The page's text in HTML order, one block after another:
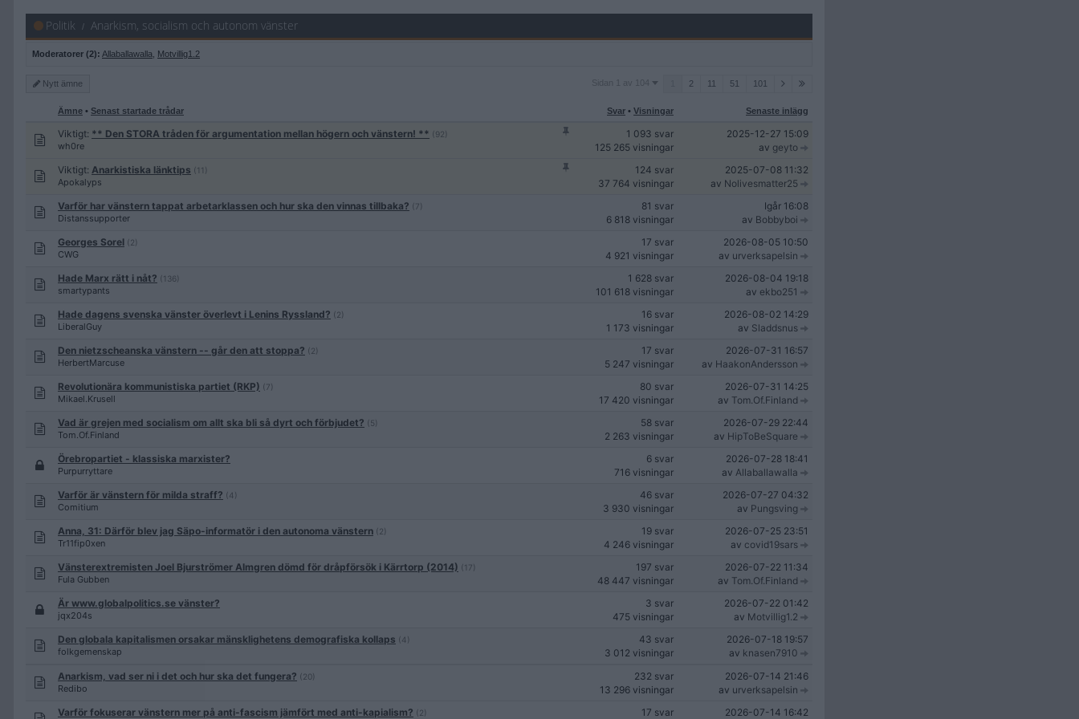
Politik Anarkism, socialism och autonom vänster
Moderatorer (2): Allaballawalla Motvillig1.2
Nytt ämne
Sidan
Sidan 1 av 104 2 11 51 101
Ämne • Senast startade trådar Svar • Visningar Senaste inlägg
Viktigt: ** Den STORA tråden för argumentation mellan högern och vänstern! ** (92)
wh0re
1 093 svar
125 265 visningar
2025-12-27 15:09
av geyto
Viktigt: Anarkistiska länktips (11)
Apokalyps
124 svar
37 764 visningar
2025-07-08 11:32
av Nolivesmatter25
Varför har vänstern tappat arbetarklassen och hur ska den vinnas tillbaka? (7)
Distanssupporter
81 svar
6 818 visningar
Igår 16:08
av Bobbyboi
Georges Sorel (2)
CWG
17 svar
4 921 visningar
2026-08-05 10:50
av urverksapelsin
Hade Marx rätt i nåt? (136)
smartypants
1 628 svar
101 618 visningar
2026-08-04 19:18
av ekbo251
Hade dagens svenska vänster överlevt i Lenins Ryssland? (2)
LiberalGuy
16 svar
1 173 visningar
2026-08-02 14:29
av Sladdsnus
Den nietzscheanska vänstern -- går den att stoppa? (2)
HerbertMarcuse
17 svar
5 247 visningar
2026-07-31 16:57
av HaakonAndersson
Revolutionära kommunistiska partiet (RKP) (7)
Mikael.Krusell
80 svar
17 420 visningar
2026-07-31 14:25
av Tom.Of.Finland
Vad är grejen med socialism om allt ska bli så dyrt och förbjudet? (5)
Tom.Of.Finland
58 svar
2 263 visningar
2026-07-29 22:44
av HipToBeSquare
Örebropartiet - klassiska marxister?
Purpurryttare
6 svar
716 visningar
2026-07-28 18:41
av Allaballawalla
Varför är vänstern för milda straff? (4)
Comitium
46 svar
3 930 visningar
2026-07-27 04:32
av Pungsving
Anna, 31: Därför blev jag Säpo-informatör i den autonoma vänstern (2)
Tr11fip0xen
19 svar
4 246 visningar
2026-07-25 23:51
av covid19sars
Vänsterextremisten Joel Bjurströmer Almgren dömd för dråpförsök i Kärrtorp (2014) (17)
Fula Gubben
197 svar
48 447 visningar
2026-07-22 11:34
av Tom.Of.Finland
Är www.globalpolitics.se vänster?
jqx204s
3 svar
475 visningar
2026-07-22 01:42
av Motvillig1.2
Den globala kapitalismen orsakar mänsklighetens demografiska kollaps (4)
folkgemenskap
43 svar
3 012 visningar
2026-07-18 19:57
av knasen7910
Anarkism, vad ser ni i det och hur ska det fungera? (20)
Redibo
232 svar
13 296 visningar
2026-07-14 21:46
av urverksapelsin
Varför fokuserar vänstern mer på anti-fascism jämfört med anti-kapialism? (2)
17 svar
2026-07-14 16:42